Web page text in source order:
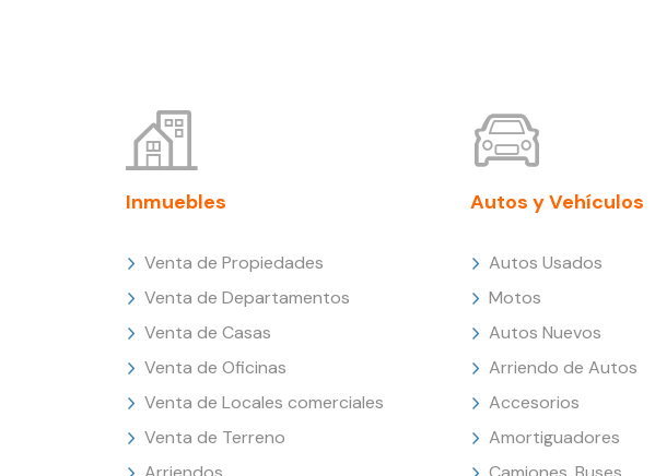
Inmuebles
Venta de Propiedades
Venta de Departamentos
Venta de Casas
Venta de Oficinas
Venta de Locales comerciales
Venta de Terreno
Autos y Vehículos
Autos Usados
Motos
Autos Nuevos
Arriendo de Autos
Accesorios
Amortiguadores